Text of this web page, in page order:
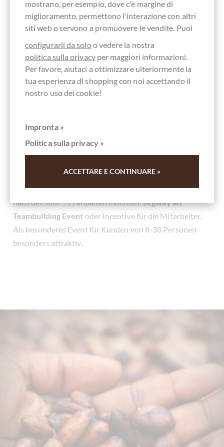
von Kakao. Die Geschmacksnerven werden geschult und
dann gibts das Tasting, wo sie dann das Gelernte abrufen
können. Wenn Sie diesen Kurs bestanden haben, sind sie
geeignet, als Juror bei den International Chocolate
Awards teilzunehmen und z.B.Pralinen und
Schokoladen aus Deutschland
Schokoladen aus Österreich
Segway und Schokolade
Für geschlossene Gruppen bieten wir zudem exclusive
Tasting. Dabei haben Sie die Wahl ob Sie mit Schokolade
pur, oder mit Alkohol mit Wein oder Whisky (natürlich
nach der Tour ;-) ) anbieten möchten.Segway als
Teambuilding Event oder Incentive für die Mitarbeiter.
Als besonderes Event für Kunden von 8-30 Personen
besonders attraktiv.
mostrano, per esempio, dove c'è margine di
miglioramento, permettono l'interazione con altri
siti web o servono a promuovere le vendite. Puoi
configurarli da soloo vedere la nostra
politica sulla privacyper maggiori informazioni.
Per favore, aiutaci a ottimizzare ulteriormente la
tua esperienza di shopping con noi accettando il
nostro uso dei cookie!
Impronta »
Politica sulla privacy »
ACCETTARE E CONTINUARE »